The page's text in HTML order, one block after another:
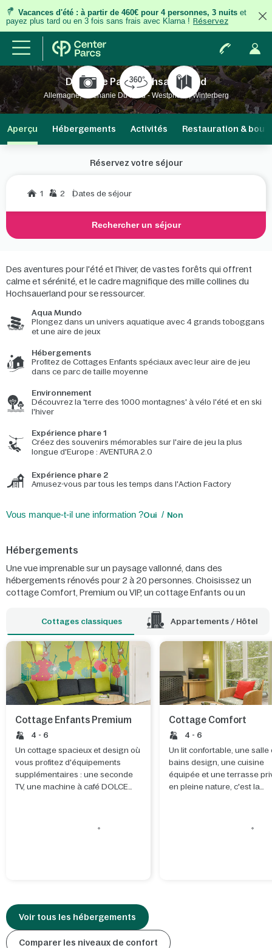
Vacances d'été : à partir de 460€ pour 4 personnes, 3 nuits et
payez plus tard ou en 3 fois sans frais avec Klarna ! Réservez
Domaine Park Hochsauerland
Allemagne, Rhénanie Du Nord - Westphalie, Winterberg
Aperçu Hébergements Activités Restauration &
Réservez votre séjour
1 2 Dates de séjour
Rechercher un séjour
Des aventures pour l'été et l'hiver, de vastes forêts qui offrent
calme et sérénité, et le cadre magnifique des mille collines du
Hochsauerland pour se ressourcer.
Aqua Mundo
Plongez dans un univers aquatique avec 4 grands toboggans
et une aire de jeux
Hébergements
Profitez de Cottages Enfants spéciaux avec leur aire de jeu
dans ce parc de taille moyenne
Environnement
Découvrez la 'terre des 1000 montagnes' à vélo l'été et en ski
l'hiver
Expérience phare 1
Créez des souvenirs mémorables sur l'aire de jeu la plus
longue d'Europe : AVENTURA 2.0
Expérience phare 2
Amusez-vous par tous les temps dans l'Action Factory
Vous manque-t-il une information ?Oui Non
Hébergements
Une vue imprenable sur un paysage vallonné, dans des
hébergements rénovés pour 2 à 20 personnes. Choisissez un
cottage Comfort, Premium ou VIP, un cottage Enfants ou un
vous ne préfériez vous faire chouchouter dans une chambre
Cottages classiques Appartements / Hôtel
Cottage Enfants Premium
4 - 6
Un cottage spacieux et design où
vous profitez d'équipements
supplémentaires : une seconde
TV, une machine à café DOLCE
Cottage Comfort
4 - 6
Un lit confortable, une salle
bains design, une cuisine
équipée et une terrasse
en pleine nature, c'est la
Voir tous les hébergements
Comparer les niveaux de confort